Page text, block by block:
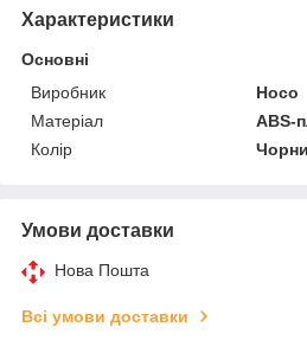
Характеристики
Основні
Виробник
Hoco
Матеріал
ABS-
Колір
Умови доставки
Нова Пошта
Всі умови доставки